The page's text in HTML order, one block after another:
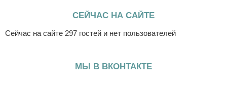
СЕЙЧАС НА САЙТЕ
Сейчас на сайте 297 гостей и нет пользователей
МЫ В ВКОНТАКТЕ